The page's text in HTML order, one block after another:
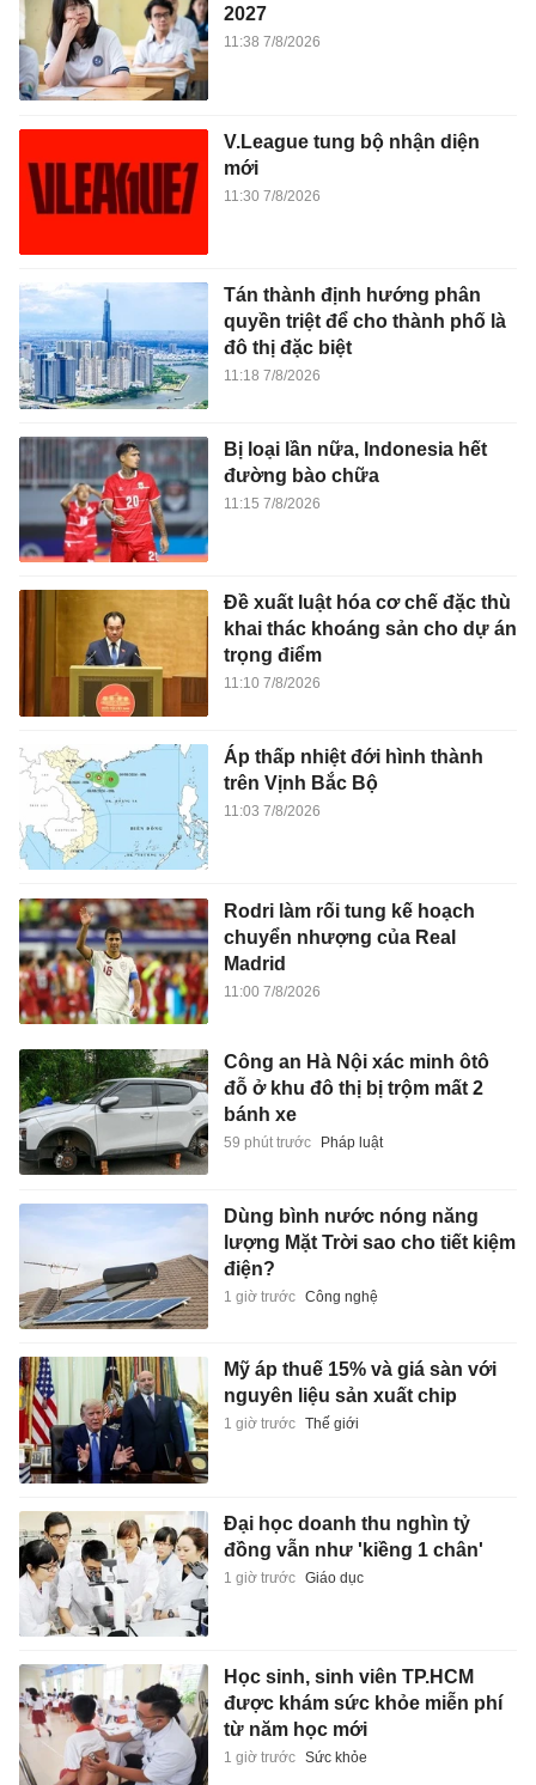
2027
11:38 7/8/2026
V.League tung bộ nhận diện
mới
11:30 7/8/2026
Tán thành định hướng phân
quyền triệt để cho thành phố là
đô thị đặc biệt
11:18 7/8/2026
Bị loại lần nữa, Indonesia hết
đường bào chữa
11:15 7/8/2026
Đề xuất luật hóa cơ chế đặc thù
khai thác khoáng sản cho dự án
trọng điểm
11:10 7/8/2026
Áp thấp nhiệt đới hình thành
trên Vịnh Bắc Bộ
11:03 7/8/2026
Rodri làm rối tung kế hoạch
chuyển nhượng của Real
Madrid
11:00 7/8/2026
Công an Hà Nội xác minh ôtô
đỗ ở khu đô thị bị trộm mất 2
bánh xe
59 phút trước Pháp luật
Dùng bình nước nóng năng
lượng Mặt Trời sao cho tiết kiệm
điện?
1 giờ trước Công nghệ
Mỹ áp thuế 15% và giá sàn với
nguyên liệu sản xuất chip
1 giờ trước Thế giới
Đại học doanh thu nghìn tỷ
đồng vẫn như 'kiềng 1 chân'
1 giờ trước Giáo dục
Học sinh, sinh viên TP.HCM
được khám sức khỏe miễn phí
từ năm học mới
1 giờ trước Sức khỏe